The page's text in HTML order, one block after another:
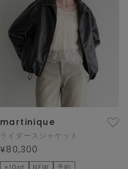
martinique
ライダースジャケット
¥80,300